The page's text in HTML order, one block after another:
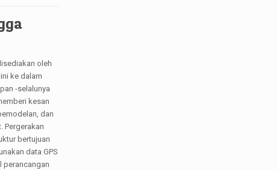
oleh
ke dalam
-selalunya
kesan
dan
Pergerakan
bertujuan
data GPS
perancangan